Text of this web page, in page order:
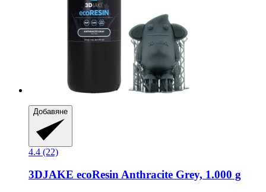
Добавяне
4.4 (22)
3DJAKE ecoResin Anthracite Grey, 1.000 g